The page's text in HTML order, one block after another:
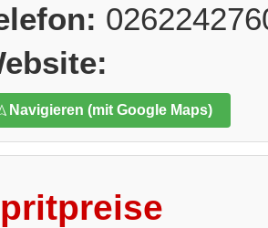
Navigieren (mit Google Maps)